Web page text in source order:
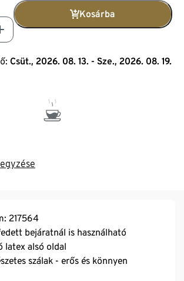
Kosárba
Csüt., 2026. 08. 13. - Sze., 2026. 08. 19.
217564
bejáratnál is használható
latex alsó oldal
szálak - erős és könnyen